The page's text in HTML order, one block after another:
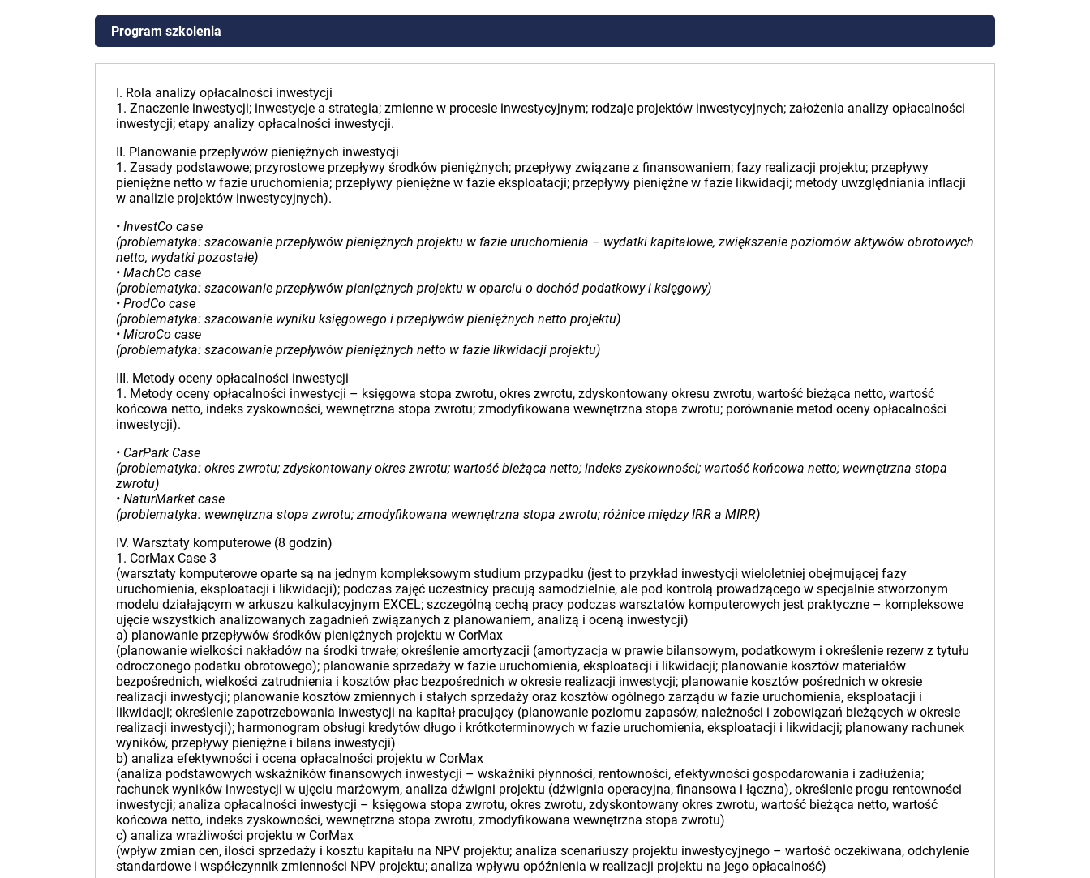
Program szkolenia
I. Rola analizy opłacalności inwestycji
1. Znaczenie inwestycji; inwestycje a strategia; zmienne w procesie inwestycyjnym; rodzaje projektów inwestycyjnych; założenia analizy opłacalności
inwestycji; etapy analizy opłacalności inwestycji.
II. Planowanie przepływów pieniężnych inwestycji
1. Zasady podstawowe; przyrostowe przepływy środków pieniężnych; przepływy związane z finansowaniem; fazy realizacji projektu; przepływy
pieniężne netto w fazie uruchomienia; przepływy pieniężne w fazie eksploatacji; przepływy pieniężne w fazie likwidacji; metody uwzględniania inflacji
w analizie projektów inwestycyjnych).
• InvestCo case
(problematyka: szacowanie przepływów pieniężnych projektu w fazie uruchomienia – wydatki kapitałowe, zwiększenie poziomów aktywów obrotowych
netto, wydatki pozostałe)
• MachCo case
(problematyka: szacowanie przepływów pieniężnych projektu w oparciu o dochód podatkowy i księgowy)
• ProdCo case
(problematyka: szacowanie wyniku księgowego i przepływów pieniężnych netto projektu)
• MicroCo case
(problematyka: szacowanie przepływów pieniężnych netto w fazie likwidacji projektu)
III. Metody oceny opłacalności inwestycji
1. Metody oceny opłacalności inwestycji – księgowa stopa zwrotu, okres zwrotu, zdyskontowany okresu zwrotu, wartość bieżąca netto, wartość
końcowa netto, indeks zyskowności, wewnętrzna stopa zwrotu; zmodyfikowana wewnętrzna stopa zwrotu; porównanie metod oceny opłacalności
inwestycji).
• CarPark Case
(problematyka: okres zwrotu; zdyskontowany okres zwrotu; wartość bieżąca netto; indeks zyskowności; wartość końcowa netto; wewnętrzna stopa
zwrotu)
• NaturMarket case
(problematyka: wewnętrzna stopa zwrotu; zmodyfikowana wewnętrzna stopa zwrotu; różnice między IRR a MIRR)
IV. Warsztaty komputerowe (8 godzin)
1. CorMax Case 3
(warsztaty komputerowe oparte są na jednym kompleksowym studium przypadku (jest to przykład inwestycji wieloletniej obejmującej fazy
uruchomienia, eksploatacji i likwidacji); podczas zajęć uczestnicy pracują samodzielnie, ale pod kontrolą prowadzącego w specjalnie stworzonym
modelu działającym w arkuszu kalkulacyjnym EXCEL; szczególną cechą pracy podczas warsztatów komputerowych jest praktyczne – kompleksowe
ujęcie wszystkich analizowanych zagadnień związanych z planowaniem, analizą i oceną inwestycji)
a) planowanie przepływów środków pieniężnych projektu w CorMax
(planowanie wielkości nakładów na środki trwałe; określenie amortyzacji (amortyzacja w prawie bilansowym, podatkowym i określenie rezerw z tytułu
odroczonego podatku obrotowego); planowanie sprzedaży w fazie uruchomienia, eksploatacji i likwidacji; planowanie kosztów materiałów
bezpośrednich, wielkości zatrudnienia i kosztów płac bezpośrednich w okresie realizacji inwestycji; planowanie kosztów pośrednich w okresie
realizacji inwestycji; planowanie kosztów zmiennych i stałych sprzedaży oraz kosztów ogólnego zarządu w fazie uruchomienia, eksploatacji i
likwidacji; określenie zapotrzebowania inwestycji na kapitał pracujący (planowanie poziomu zapasów, należności i zobowiązań bieżących w okresie
realizacji inwestycji); harmonogram obsługi kredytów długo i krótkoterminowych w fazie uruchomienia, eksploatacji i likwidacji; planowany rachunek
wyników, przepływy pieniężne i bilans inwestycji)
b) analiza efektywności i ocena opłacalności projektu w CorMax
(analiza podstawowych wskaźników finansowych inwestycji – wskaźniki płynności, rentowności, efektywności gospodarowania i zadłużenia;
rachunek wyników inwestycji w ujęciu marżowym, analiza dźwigni projektu (dźwignia operacyjna, finansowa i łączna), określenie progu rentowności
inwestycji; analiza opłacalności inwestycji – księgowa stopa zwrotu, okres zwrotu, zdyskontowany okres zwrotu, wartość bieżąca netto, wartość
końcowa netto, indeks zyskowności, wewnętrzna stopa zwrotu, zmodyfikowana wewnętrzna stopa zwrotu)
c) analiza wrażliwości projektu w CorMax
(wpływ zmian cen, ilości sprzedaży i kosztu kapitału na NPV projektu; analiza scenariuszy projektu inwestycyjnego – wartość oczekiwana, odchylenie
standardowe i współczynnik zmienności NPV projektu; analiza wpływu opóźnienia w realizacji projektu na jego opłacalność)